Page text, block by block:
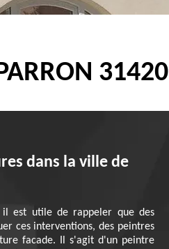
31420
dans la ville de
il est utile de rappeler que des
ces interventions, des peintres
facade. Il s'agit d'un peintre